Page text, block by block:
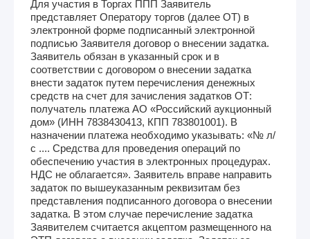
Для участия в Торгах ППП Заявитель
представляет Оператору торгов (далее ОТ) в
электронной форме подписанный электронной
подписью Заявителя договор о внесении задатка.
Заявитель обязан в указанный срок и в
соответствии с договором о внесении задатка
внести задаток путем перечисления денежных
средств на счет для зачисления задатков ОТ:
получатель платежа АО «Российский аукционный
дом» (ИНН 7838430413, КПП 783801001). В
назначении платежа необходимо указывать: «№ л/
с .... Средства для проведения операций по
обеспечению участия в электронных процедурах.
НДС не облагается». Заявитель вправе направить
задаток по вышеуказанным реквизитам без
представления подписанного договора о внесении
задатка. В этом случае перечисление задатка
Заявителем считается акцептом размещенного на